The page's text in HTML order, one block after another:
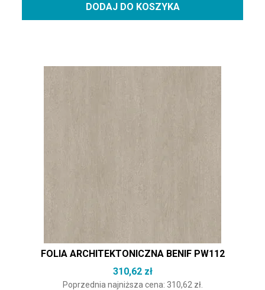
DODAJ DO KOSZYKA
FOLIA ARCHITEKTONICZNA BENIF PW112
310,62 zł
Poprzednia najniższa cena: 310,62 zł.